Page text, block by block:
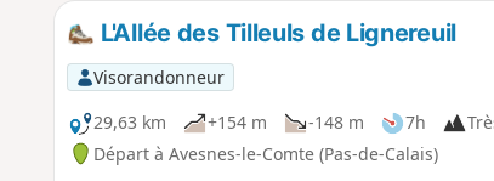
L'Allée des Tilleuls de Lignereuil
Visorandonneur
29,63 km
+154 m -148 m 7h
Départ à Avesnes-le-Comte (Pas-de-Calais)